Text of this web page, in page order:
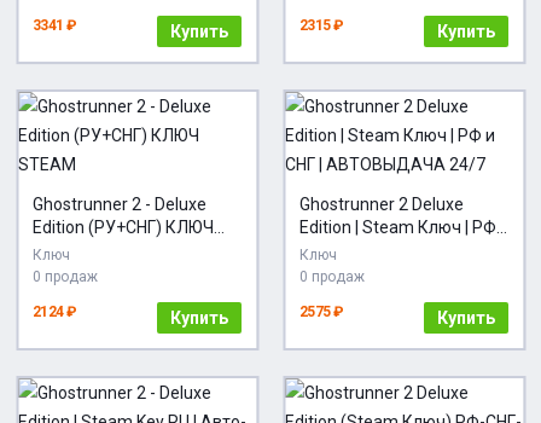
3341 ₽ Купить 2315 ₽ Купить
Ghostrunner 2 - Deluxe
Edition (РУ+СНГ) КЛЮЧ
STEAM
Ключ
0 продаж
2124 ₽ Купить
Ghostrunner 2 Deluxe
Edition | Steam Ключ | РФ
и СНГ | АВТОВЫДАЧА
24/7
Ключ
0 продаж
2575 ₽ Купить